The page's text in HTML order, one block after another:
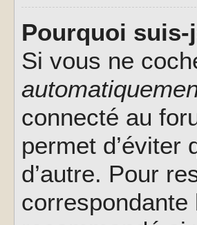
Pourquoi suis-
Si vous ne
connecté au
permet d’éviter
d’autre. Pour
correspondante